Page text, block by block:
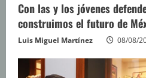
Con las y los jóvenes
construimos el futuro de
Luis Miguel Martínez 08/08/